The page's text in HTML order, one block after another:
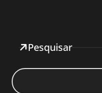
Pesquisar